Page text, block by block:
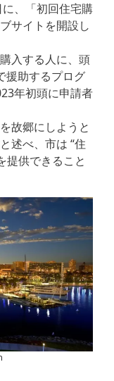
、「初回住宅購
サイトを開設し
入する人に、頭
援助するプログ
年初頭に申請者
故郷にしようと
述べ、市は “住
提供できること